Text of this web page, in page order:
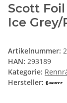
Scott Foil
Ice Grey/
Artikelnummer:
HAN: 293189
Kategorie:
Hersteller: